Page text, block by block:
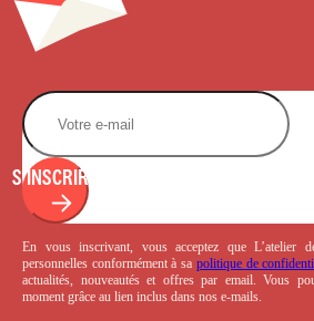
S'INSCRIRE
En vous inscrivant, vous acceptez que L’atelier
personnelles conformément à sa politique de
actualités, nouveautés et offres par email. Vous
moment grâce au lien inclus dans nos e-mails.